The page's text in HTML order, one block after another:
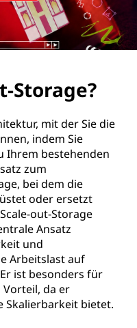
Storage?
mit der Sie die
indem Sie
Ihrem bestehenden
zum
bei dem die
oder ersetzt
out-Storage
Ansatz
und
Arbeitslast auf
ist besonders für
da er
Skalierbarkeit bietet.